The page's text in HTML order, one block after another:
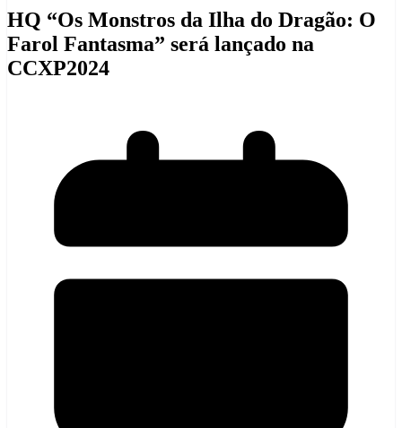
HQ “Os Monstros da Ilha do Dragão: O
Farol Fantasma” será lançado na
CCXP2024